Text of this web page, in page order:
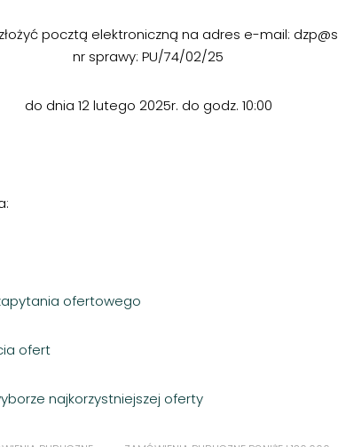
pocztą elektroniczną na adres e-mail:
nr sprawy: PU/74/02/25
do dnia 12 lutego 2025r. do godz. 10:00
ofertowego
ofert
najkorzystniejszej oferty